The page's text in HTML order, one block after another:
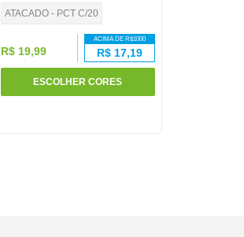
ATACADO - PCT C/20
R$ 19,99
ACIMA DE R$1000
R$ 17,19
ESCOLHER CORES